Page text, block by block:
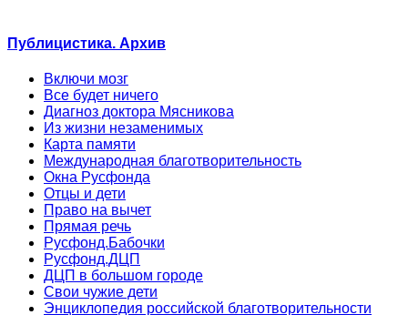
Публицистика. Архив
Включи мозг
Все будет ничего
Диагноз доктора Мясникова
Из жизни незаменимых
Карта памяти
Международная благотворительность
Окна Русфонда
Отцы и дети
Право на вычет
Прямая речь
Русфонд.Бабочки
Русфонд.ДЦП
ДЦП в большом городе
Свои чужие дети
Энциклопедия российской благотворительности